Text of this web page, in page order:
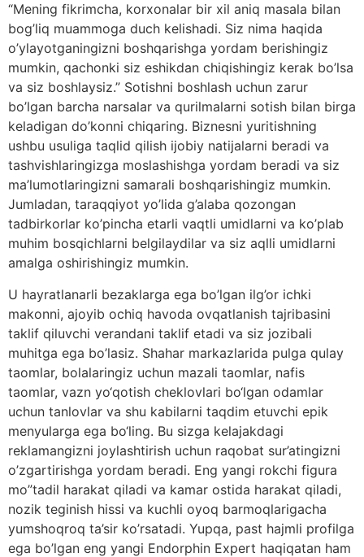
“Mening fikrimcha, korxonalar bir xil aniq masala bilan
bog’liq muammoga duch kelishadi. Siz nima haqida
o’ylayotganingizni boshqarishga yordam berishingiz
mumkin, qachonki siz eshikdan chiqishingiz kerak bo’lsa
va siz boshlaysiz.” Sotishni boshlash uchun zarur
bo’lgan barcha narsalar va qurilmalarni sotish bilan birga
keladigan do’konni chiqaring. Biznesni yuritishning
ushbu usuliga taqlid qilish ijobiy natijalarni beradi va
tashvishlaringizga moslashishga yordam beradi va siz
ma’lumotlaringizni samarali boshqarishingiz mumkin.
Jumladan, taraqqiyot yo’lida g’alaba qozongan
tadbirkorlar ko’pincha etarli vaqtli umidlarni va ko’plab
muhim bosqichlarni belgilaydilar va siz aqlli umidlarni
amalga oshirishingiz mumkin.
U hayratlanarli bezaklarga ega bo’lgan ilg’or ichki
makonni, ajoyib ochiq havoda ovqatlanish tajribasini
taklif qiluvchi verandani taklif etadi va siz jozibali
muhitga ega bo’lasiz. Shahar markazlarida pulga qulay
taomlar, bolalaringiz uchun mazali taomlar, nafis
taomlar, vazn yo‘qotish cheklovlari bo‘lgan odamlar
uchun tanlovlar va shu kabilarni taqdim etuvchi epik
menyularga ega bo‘ling. Bu sizga kelajakdagi
reklamangizni joylashtirish uchun raqobat sur’atingizni
o’zgartirishga yordam beradi. Eng yangi rokchi figura
mo”tadil harakat qiladi va kamar ostida harakat qiladi,
nozik teginish hissi va kuchli oyoq barmoqlarigacha
yumshoqroq ta’sir ko’rsatadi. Yupqa, past hajmli profilga
ega bo’lgan eng yangi Endorphin Expert haqiqatan ham